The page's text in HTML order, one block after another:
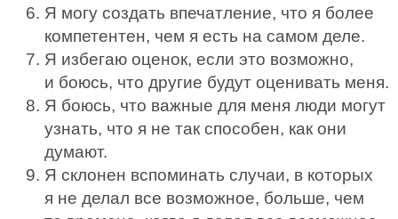
Я могу создать впечатление, что я более
компетентен, чем я есть на самом деле.
Я избегаю оценок, если это возможно,
и боюсь, что другие будут оценивать меня.
Я боюсь, что важные для меня люди могут
узнать, что я не так способен, как они
думают.
Я склонен вспоминать случаи, в которых
я не делал все возможное, больше, чем